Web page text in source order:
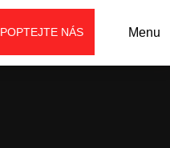
Menu
POPTEJTE NÁS